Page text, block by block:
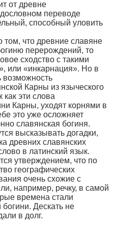
от древне
дословном переводе
способный уловить
том, что древние славяне
перерождений, то
сходство с такими
или «инкарнация». Но в
возможность
Карны из языческого
как эти слова
Карны, уходят корнями в
это уже осложняет
славянская богиня.
высказывать догадки,
древних славянских
в латинский язык.
утверждением, что по
географических
очень схожие с
например, речку, в самой
времена стали
Дескать не
в долг.